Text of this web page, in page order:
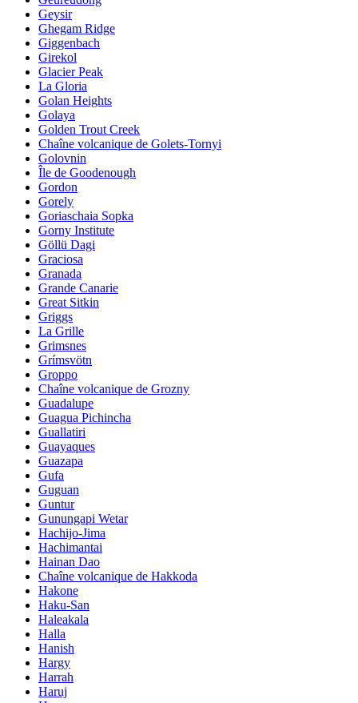
Geysir
Ghegam Ridge
Giggenbach
Girekol
Glacier Peak
La Gloria
Golan Heights
Golaya
Golden Trout Creek
Chaîne volcanique de Golets-Tornyi
Golovnin
Île de Goodenough
Gordon
Gorely
Goriaschaia Sopka
Gorny Institute
Göllü Dagi
Graciosa
Granada
Grande Canarie
Great Sitkin
Griggs
La Grille
Grimsnes
Grímsvötn
Groppo
Chaîne volcanique de Grozny
Guadalupe
Guagua Pichincha
Guallatiri
Guayaques
Guazapa
Gufa
Guguan
Guntur
Gunungapi Wetar
Hachijo-Jima
Hachimantai
Hainan Dao
Chaîne volcanique de Hakkoda
Hakone
Haku-San
Haleakala
Halla
Hanish
Hargy
Harrah
Haruj